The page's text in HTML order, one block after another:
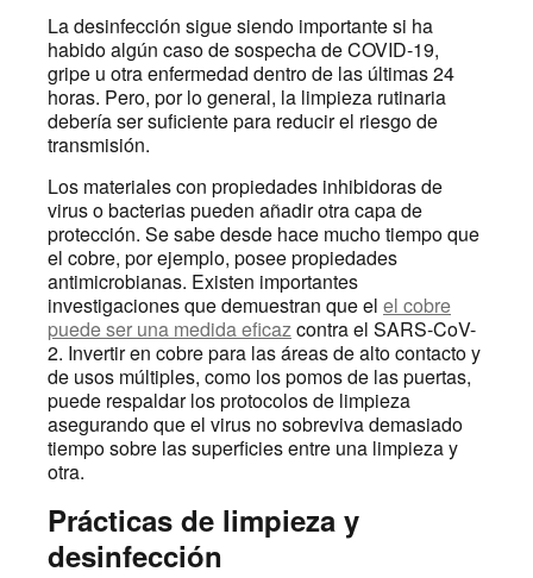
La desinfección sigue siendo importante si ha
habido algún caso de sospecha de COVID-19,
gripe u otra enfermedad dentro de las últimas 24
horas. Pero, por lo general, la limpieza rutinaria
debería ser suficiente para reducir el riesgo de
transmisión.
Los materiales con propiedades inhibidoras de
virus o bacterias pueden añadir otra capa de
protección. Se sabe desde hace mucho tiempo que
el cobre, por ejemplo, posee propiedades
antimicrobianas. Existen importantes
investigaciones que demuestran que el el cobre
puede ser una medida eficazcontra el SARS-CoV-
2. Invertir en cobre para las áreas de alto contacto y
de usos múltiples, como los pomos de las puertas,
puede respaldar los protocolos de limpieza
asegurando que el virus no sobreviva demasiado
tiempo sobre las superficies entre una limpieza y
otra.
Prácticas de limpieza y
desinfección